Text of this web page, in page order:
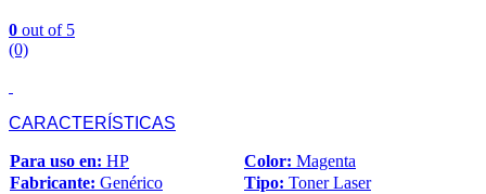
0 out of 5
(0)
CARACTERÍSTICAS
Para uso en: HP Color: Magenta
Fabricante: Genérico Tipo: Toner Laser